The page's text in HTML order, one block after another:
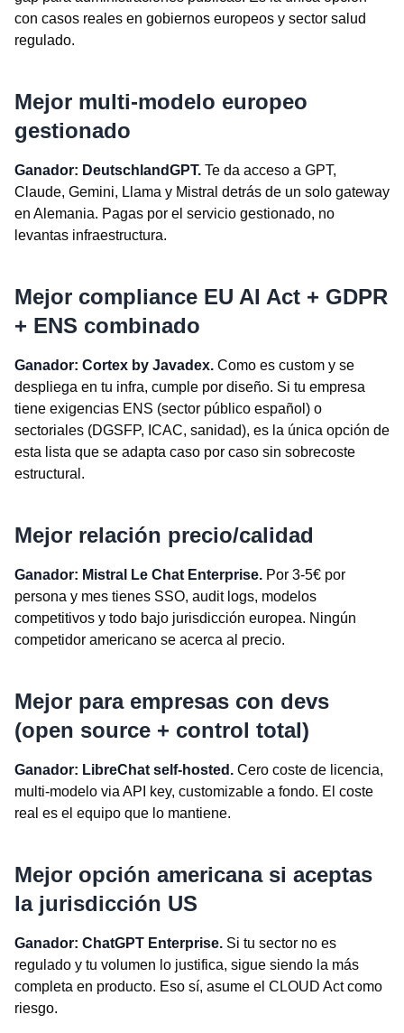
con casos reales en gobiernos europeos y sector salud
regulado.
Mejor multi-modelo europeo
gestionado
Ganador: DeutschlandGPT. Te da acceso a GPT,
Claude, Gemini, Llama y Mistral detrás de un solo gateway
en Alemania. Pagas por el servicio gestionado, no
levantas infraestructura.
Mejor compliance EU AI Act + GDPR
+ ENS combinado
Ganador: Cortex by Javadex. Como es custom y se
despliega en tu infra, cumple por diseño. Si tu empresa
tiene exigencias ENS (sector público español) o
sectoriales (DGSFP, ICAC, sanidad), es la única opción de
esta lista que se adapta caso por caso sin sobrecoste
estructural.
Mejor relación precio/calidad
Ganador: Mistral Le Chat Enterprise. Por 3-5€ por
persona y mes tienes SSO, audit logs, modelos
competitivos y todo bajo jurisdicción europea. Ningún
competidor americano se acerca al precio.
Mejor para empresas con devs
(open source + control total)
Ganador: LibreChat self-hosted. Cero coste de licencia,
multi-modelo via API key, customizable a fondo. El coste
real es el equipo que lo mantiene.
Mejor opción americana si aceptas
la jurisdicción US
Ganador: ChatGPT Enterprise. Si tu sector no es
regulado y tu volumen lo justifica, sigue siendo la más
completa en producto. Eso sí, asume el CLOUD Act como
riesgo.